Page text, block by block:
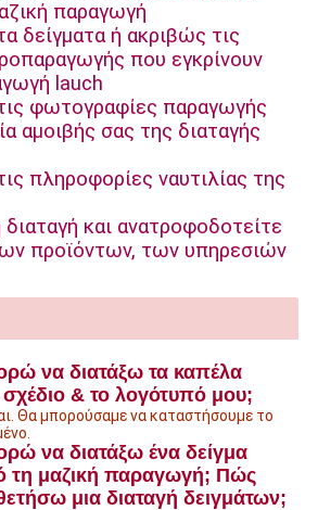
παραγωγή
δείγματα ή ακριβώς τις
που εγκρίνουν
lauch
φωτογραφίες παραγωγής
αμοιβής σας της διαταγής
πληροφορίες ναυτιλίας της
και ανατροφοδοτείτε
προϊόντων, των υπηρεσιών
να διατάξω τα καπέλα
σχέδιο & το λογότυπό μου;
Θα μπορούσαμε να καταστήσουμε το
να διατάξω ένα δείγμα
τη μαζική παραγωγή; Πώς
μια διαταγή δειγμάτων;